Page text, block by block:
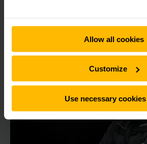
Allow all cookies
Customize
Use necessary